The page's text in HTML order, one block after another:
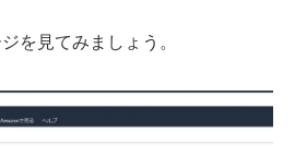
を見てみましょう。